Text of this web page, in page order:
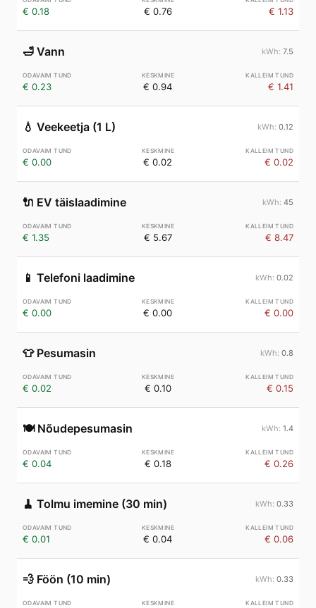
€ 0.18 € 0.76 € 1.13
🛁 Vann 7.5
€ 0.23 € 0.94 € 1.41
💧 Veekeetja (1 L) 0.12
€ 0.00 € 0.02 € 0.02
🔌 EV täislaadimine 45
€ 1.35 € 5.67 € 8.47
📱 Telefoni laadimine 0.02
€ 0.00 € 0.00 € 0.00
👕 Pesumasin 0.8
€ 0.02 € 0.10 € 0.15
🍽️ Nõudepesumasin 1.4
€ 0.04 € 0.18 € 0.26
🧹 Tolmu imemine (30 min) 0.33
€ 0.01 € 0.04 € 0.06
💨 Föön (10 min) 0.33